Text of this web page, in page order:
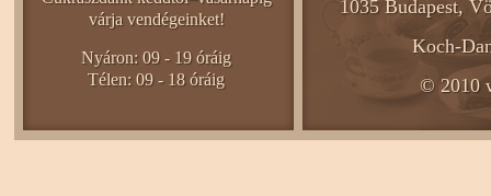
várja vendégeinket!
Nyáron: 09 - 19 óráig
Télen: 09 - 18 óráig
1035 Budapest,
Koch-
© 2010